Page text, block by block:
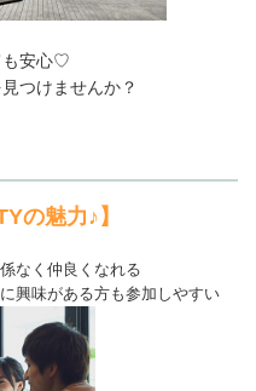
も安心♡
つけませんか？
の魅力♪】
なく仲良くなれる
興味がある方も参加しやすい